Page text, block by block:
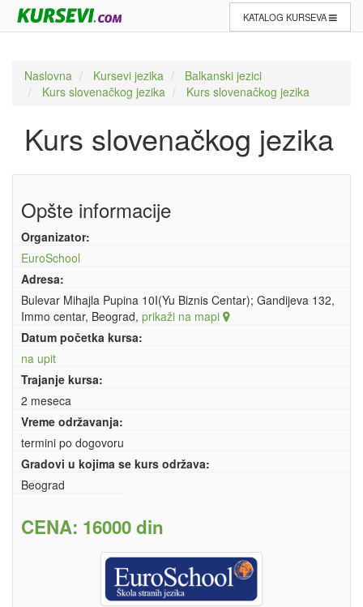
KATALOG KURSEVA
Naslovna Kursevi jezika
Balkanski jezici
Kurs slovenačkog jezika
Kurs slovenačkog jezika
Kurs slovenačkog jezika
Opšte informacije
Organizator:
EuroSchool
Adresa:
Bulevar Mihajla Pupina 10I(Yu Biznis Centar); Gandijeva 132,
Immo centar, Beograd, prikaži na mapi
Datum početka kursa:
na upit
Trajanje kursa:
2 meseca
Vreme održavanja:
termini po dogovoru
Gradovi u kojima se kurs održava:
Beograd
CENA: 16000 din